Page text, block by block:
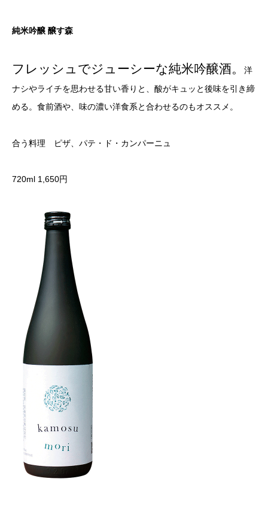
純米吟醸 醸す森
フレッシュでジューシーな純米吟醸酒。
洋
ナシやライチを思わせる甘い香りと、酸がキュッと後味を引き締
める。食前酒や、味の濃い洋食系と合わせるのもオススメ。
合う料理 ピザ、パテ・ド・カンパーニュ
720ml 1,650円